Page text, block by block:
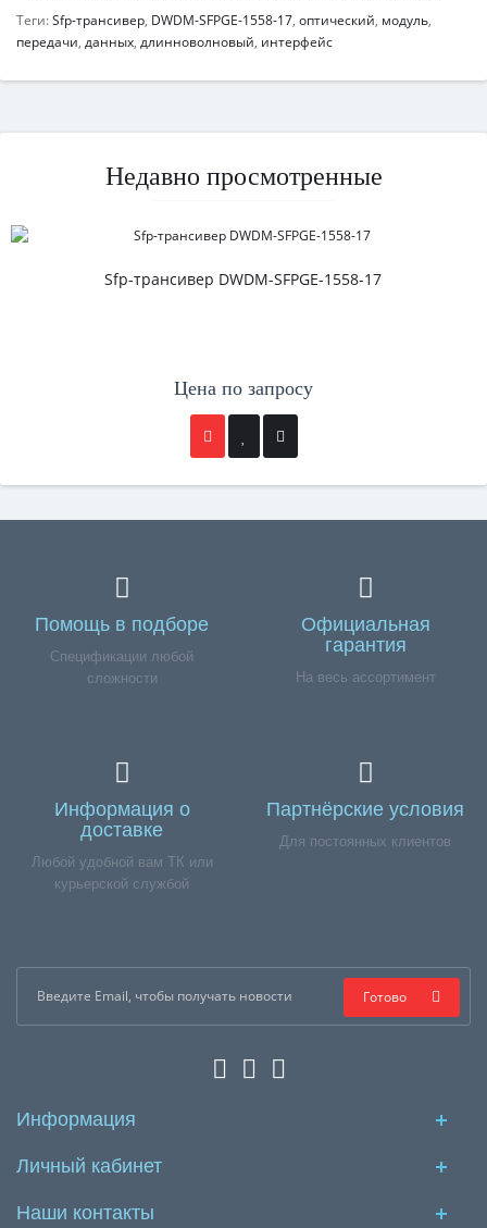
Теги:Sfp-трансивер, DWDM-SFPGE-1558-17, оптический, модуль,
передачи, данных, длинноволновый, интерфейс
Недавно просмотренные
Sfp-трансивер DWDM-SFPGE-1558-17
Цена по запросу
Помощь в подборе
Спецификации любой
сложности
Официальная
гарантия
На весь ассортимент
Информация о
доставке
Любой удобной вам ТК или
курьерской службой
Партнёрские условия
Для постоянных клиентов
Готово
Информация
Личный кабинет
Наши контакты